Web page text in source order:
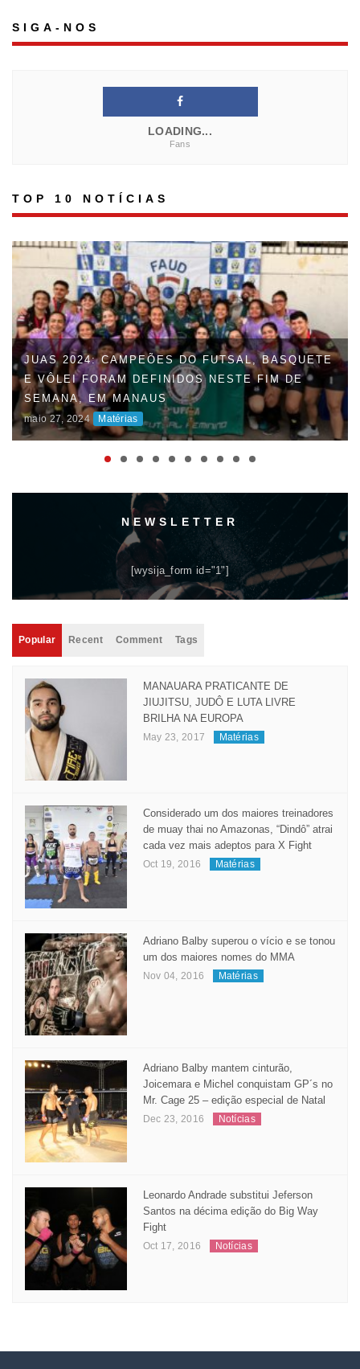
SIGA-NOS
LOADING...
Fans
TOP 10 NOTÍCIAS
JUAS 2024: CAMPEÕES DO FUTSAL, BASQUETE
E VÔLEI FORAM DEFINIDOS NESTE FIM DE
SEMANA, EM MANAUS
maio 27, 2024 Matérias
NEWSLETTER
[wysija_form id="1"]
Popular Recent Comment Tags
MANAUARA PRATICANTE DE
JIUJITSU, JUDÔ E LUTA LIVRE
BRILHA NA EUROPA
May 23, 2017 Matérias
Considerado um dos maiores treinadores
de muay thai no Amazonas, “Dindô” atrai
cada vez mais adeptos para X Fight
Oct 19, 2016 Matérias
Adriano Balby superou o vício e se tonou
um dos maiores nomes do MMA
Nov 04, 2016 Matérias
Adriano Balby mantem cinturão,
Joicemara e Michel conquistam GP´s no
Mr. Cage 25 – edição especial de Natal
Dec 23, 2016 Notícias
Leonardo Andrade substitui Jeferson
Santos na décima edição do Big Way
Fight
Oct 17, 2016 Notícias